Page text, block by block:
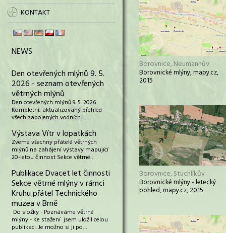
KONTAKT
NEWS
Den otevřených mlýnů 9. 5.
2026 - seznam otevřených
větrných mlýnů
Den otevřených mlýnů 9. 5. 2026
Kompletní, aktualizovaný přehled
všech zapojených vodních i…
Výstava Vítr v lopatkách
Zveme všechny přátelé větrných
mlýnů na zahájení výstavy mapující
20-letou činnost Sekce větrné…
Publikace Dvacet let činnosti
Sekce větrné mlýny v rámci
Kruhu přátel Technického
muzea v Brně
Do složky - Poznáváme větrné
mlýny - Ke stažení jsem uložil celou
publikaci. Je možno si ji po…
Borovnice, Neumannův
Borovnické mlýny, mapy.cz,
2015
Borovnice, Stuchlíkův
Borovnické mlýny - letecký
pohled, mapy.cz, 2015